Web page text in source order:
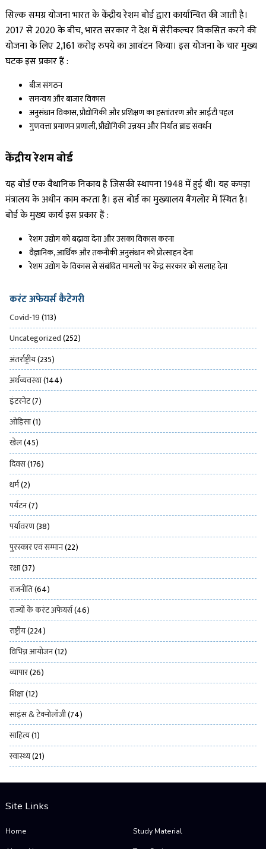
सिल्क समग्र योजना भारत के केंद्रीय रेशम बोर्ड द्वारा कार्यान्वित की जाती है।
2017 से 2020 के बीच, भारत सरकार ने देश में सेरीकल्चर विकसित करने की
योजना के लिए 2,161 करोड़ रुपये का आवंटन किया। इस योजना के चार मुख्य
घटक इस प्रकार हैं :
बीज संगठन
समन्वय और बाजार विकास
अनुसंधान विकास, प्रौद्योगिकी और प्रशिक्षण का हस्तांतरण और आईटी पहल
गुणवत्ता प्रमाणन प्रणाली, प्रौद्योगिकी उन्नयन और निर्यात ब्रांड संवर्धन
केंद्रीय रेशम बोर्ड
यह बोर्ड एक वैधानिक निकाय है जिसकी स्थापना 1948 में हुई थी। यह कपड़ा
मंत्रालय के अधीन काम करता है। इस बोर्ड का मुख्यालय बैंगलोर में स्थित है।
बोर्ड के मुख्य कार्य इस प्रकार हैं :
रेशम उद्योग को बढ़ावा देना और उसका विकास करना
वैज्ञानिक, आर्थिक और तकनीकी अनुसंधान को प्रोत्साहन देना
रेशम उद्योग के विकास से संबंधित मामलों पर केंद्र सरकार को सलाह देना
करंट अफेयर्स कैटेगरी
Covid-19(113)
Uncategorized(252)
अंतर्राष्ट्रीय(235)
अर्थव्यवस्था(144)
इंटरनेट(7)
ओड़िसा(1)
खेल(45)
दिवस(176)
धर्म(2)
पर्यटन(7)
पर्यावरण(38)
पुरस्कार एवं सम्मान(22)
रक्षा(37)
राजनीति(64)
राज्यों के करंट अफेयर्स(46)
राष्ट्रीय(224)
विभिन्न आयोजन(12)
व्यापार(26)
शिक्षा(12)
साइंस & टेक्नोलॉजी(74)
साहित्य(1)
स्वास्थ्य(21)
Site Links
Home Study Material